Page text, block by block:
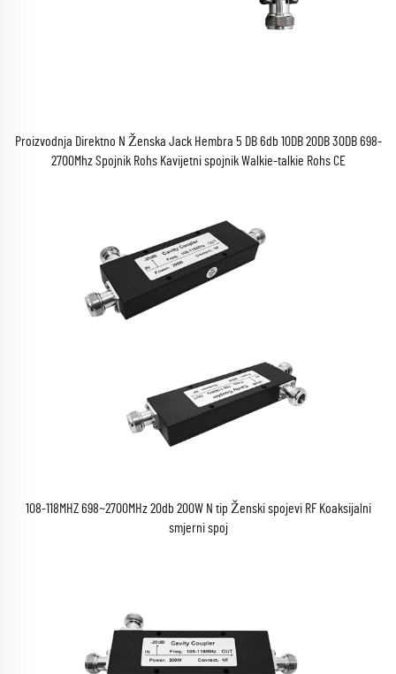
Proizvodnja Direktno N Ženska Jack Hembra 5 DB 6db 10DB 20DB 30DB 698-
2700Mhz Spojnik Rohs Kavijetni spojnik Walkie-talkie Rohs CE
108-118MHZ 698~2700MHz 20db 200W N tip Ženski spojevi RF Koaksijalni
smjerni spoj